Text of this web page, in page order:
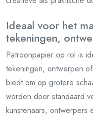
Ideaal voor het
tekeningen,
Patroonpapier op rol is
tekeningen, ontwerpen
biedt om op grotere
worden door standaard
kunstenaars, ontwerpers